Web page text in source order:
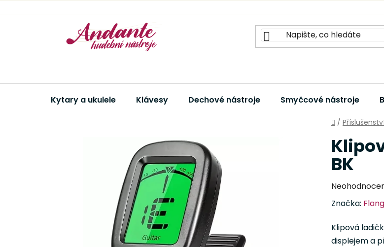
na
Kytary a ukulele Klávesy Dechové nástroje Smyčcové nástroje
Domů
/
BK
Průměrné
produktu
je
0,0
Značka:
Klipová
displejem a